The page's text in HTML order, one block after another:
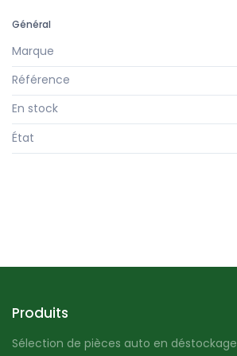
Général
Marque
Référence
En stock
État
Produits
Sélection de pièces auto en déstockage